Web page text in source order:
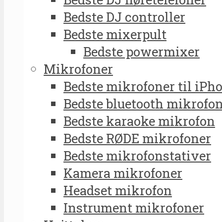
Bedste DJ controller
Bedste mixerpult
Bedste powermixer
Mikrofoner
Bedste mikrofoner til
Bedste bluetooth
Bedste karaoke mikrofon
Bedste RØDE mikrofoner
Bedste mikrofonstativer
Kamera mikrofoner
Headset mikrofon
Instrument mikrofoner